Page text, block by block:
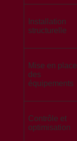
Installation
structurelle
Mise en place
des
équipements
Contrôle et
optimisation